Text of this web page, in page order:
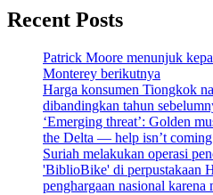
Recent Posts
Patrick Moore menunjuk
Monterey berikutnya
Harga konsumen Tiongkok
dibandingkan tahun
‘Emerging threat’: Golden
the Delta — help isn’t coming
Suriah melakukan operasi
'BiblioBike' di perpustakaan
penghargaan nasional